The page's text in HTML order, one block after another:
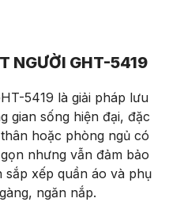
NGƯỜI GHT-5419
5419 là giải pháp lưu
gian sống hiện đại, đặc
ân hoặc phòng ngủ có
nhưng vẫn đảm bảo
sắp xếp quần áo và phụ
àng, ngăn nắp.